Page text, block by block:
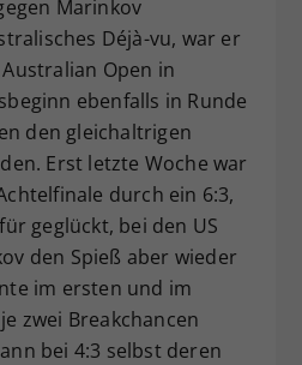
Marinkov
Déjà-vu, war er
Open in
ebenfalls in Runde
den gleichaltrigen
Erst letzte Woche war
durch ein 6:3,
geglückt, bei den US
den Spieß aber wieder
im ersten und im
zwei Breakchancen
bei 4:3 selbst deren